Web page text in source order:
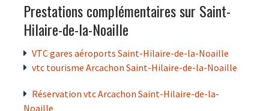
Prestations complémentaires sur Saint-
Hilaire-de-la-Noaille
VTC gares aéroports Saint-Hilaire-de-la-Noaille
vtc tourisme Arcachon Saint-Hilaire-de-la-Noaille
Réservation vtc Arcachon Saint-Hilaire-de-la-
Noaille